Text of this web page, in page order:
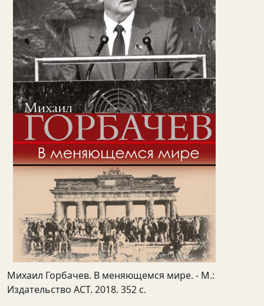
Михаил Горбачев. В меняющемся мире. - М.:
Издательство АСТ. 2018. 352 с.